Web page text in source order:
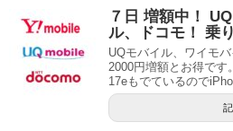
７日 増額中！
ル、ドコモ！ 乗
UQモバイル、ワイモ
2000円増額とお得です
17eもでているので